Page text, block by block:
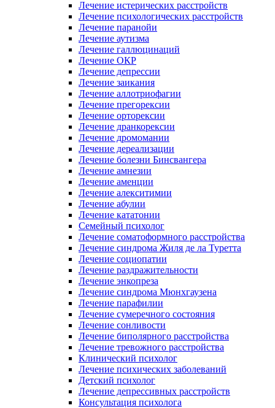
Лечение истерических расстройств
Лечение психологических расстройств
Лечение паранойи
Лечение аутизма
Лечение галлюцинаций
Лечение ОКР
Лечение депрессии
Лечение заикания
Лечение аллотриофагии
Лечение прегорексии
Лечение орторексии
Лечение дранкорексии
Лечение дромомании
Лечение дереализации
Лечение болезни Бинсвангера
Лечение амнезии
Лечение аменции
Лечение алекситимии
Лечение абулии
Лечение кататонии
Семейный психолог
Лечение соматоформного расстройства
Лечение синдрома Жиля де ла Туретта
Лечение социопатии
Лечение раздражительности
Лечение энкопреза
Лечение синдрома Мюнхгаузена
Лечение парафилии
Лечение сумеречного состояния
Лечение сонливости
Лечение биполярного расстройства
Лечение тревожного расстройства
Клинический психолог
Лечение психических заболеваний
Детский психолог
Лечение депрессивных расстройств
Консультация психолога